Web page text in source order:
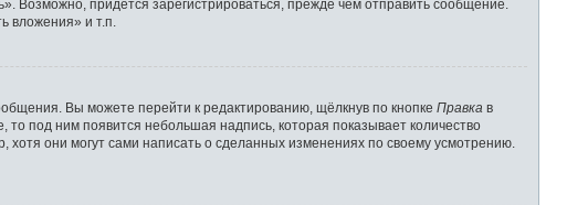
придётся зарегистрироваться, прежде чем отправить сообщение.
вложения» и т.п.
Вы можете перейти к редактированию, щёлкнув по кнопке Правка в
под ним появится небольшая надпись, которая показывает количество
они могут сами написать о сделанных изменениях по своему усмотрению.